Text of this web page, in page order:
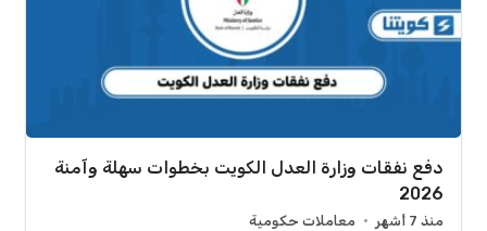
دفع نفقات وزارة العدل الكويت بخطوات سهلة وآمنة
2026
منذ 7 أشهر معاملات حكومية